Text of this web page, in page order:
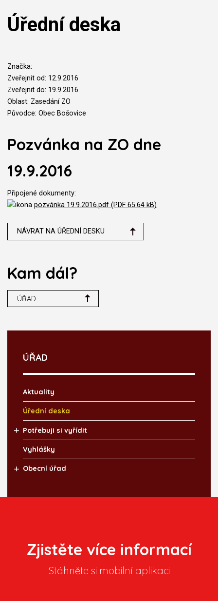
Úřední deska
Značka:
Zveřejnit od: 12.9.2016
Zveřejnit do: 19.9.2016
Oblast: Zasedání ZO
Původce: Obec Bošovice
Pozvánka na ZO dne
19.9.2016
Připojené dokumenty:
pozvánka 19.9.2016.pdf (PDF 65.64 kB)
NÁVRAT NA ÚŘEDNÍ DESKU
Kam dál?
ÚŘAD
ÚŘAD
Aktuality
Úřední deska
Potřebuji si vyřídit
Vyhlášky
Obecní úřad
Zjistěte více informací
Stáhněte si mobilní aplikaci